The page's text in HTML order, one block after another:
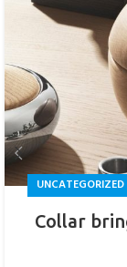
UNCATEGORIZED
Collar